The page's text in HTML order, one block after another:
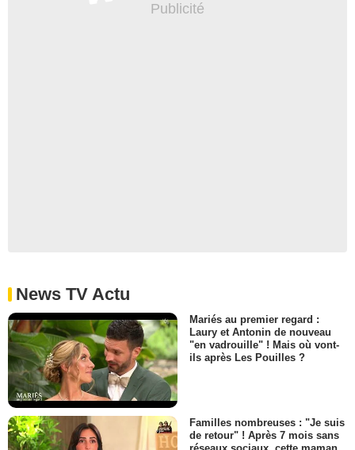
News TV Actu
Mariés au premier regard :
Laury et Antonin de nouveau
"en vadrouille" ! Mais où vont-
ils après Les Pouilles ?
Familles nombreuses : "Je suis
de retour" ! Après 7 mois sans